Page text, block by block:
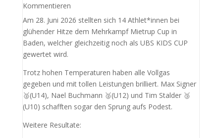
Kommentieren
Am 28. Juni 2026 stellten sich 14 Athlet*innen bei
glühender Hitze dem Mehrkampf Mietrup Cup in
Baden, welcher gleichzeitig noch als UBS KIDS CUP
gewertet wird.
Trotz hohen Temperaturen haben alle Vollgas
gegeben und mit tollen Leistungen brilliert. Max Signer
🥈(U14), Nael Buchmann 🥈(U12) und Tim Stalder 🥉
(U10) schafften sogar den Sprung aufs Podest.
Weitere Resultate: